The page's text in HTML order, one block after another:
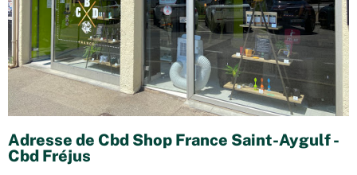
Adresse de Cbd Shop France Saint-Aygulf -
Cbd Fréjus